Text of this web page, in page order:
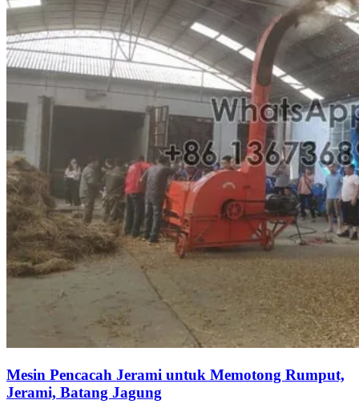
Mesin Pencacah Jerami untuk Memotong Rumput,
Jerami, Batang Jagung